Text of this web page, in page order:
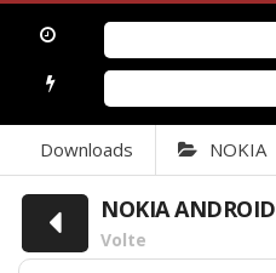
Downloads NOKIA
NOKIA ANDROID
Volte